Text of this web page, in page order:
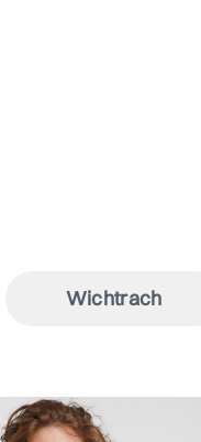
Wichtrach